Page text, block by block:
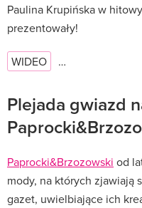
Paulina Krupińska w
prezentowały!
WIDEO …
Plejada gwiazd
Paprocki&Brzozowski od
mody, na których zjawiają
gazet, uwielbiające ich